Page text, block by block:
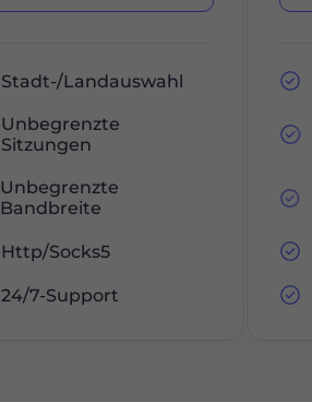
Stadt-/Landauswahl
Unbegrenzte
Sitzungen
Unbegrenzte
Bandbreite
Http/Socks5
24/7-Support